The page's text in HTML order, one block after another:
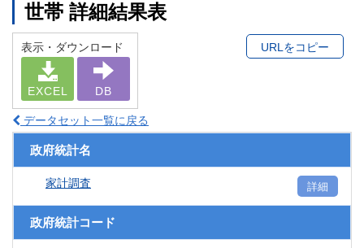
世帯 詳細結果表
表示・ダウンロード
EXCEL DB
URLをコピー
データセット一覧に戻る
政府統計名
家計調査 詳細
政府統計コード